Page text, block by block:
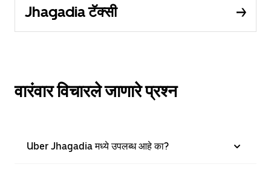
Jhagadia टॅक्सी
वारंवार विचारले जाणारे प्रश्न
Uber Jhagadia मध्ये उपलब्ध आहे का?